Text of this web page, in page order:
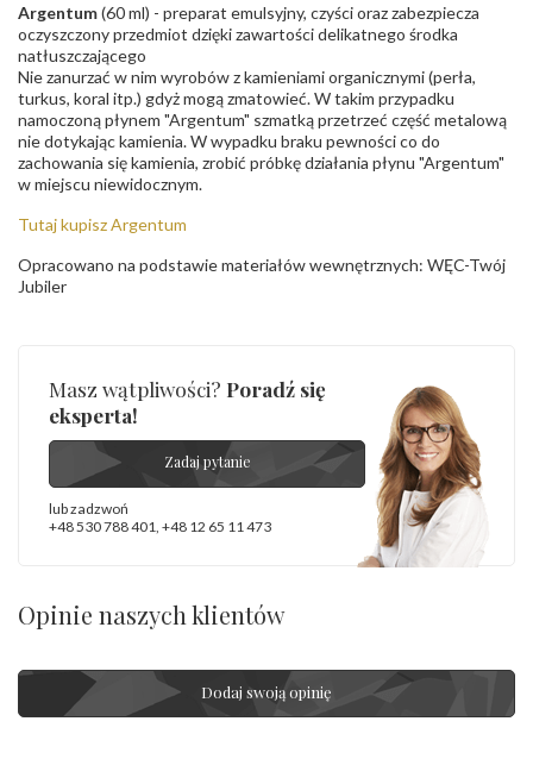
Argentum(60 ml) - preparat emulsyjny, czyści oraz zabezpiecza
oczyszczony przedmiot dzięki zawartości delikatnego środka
natłuszczającego
Nie zanurzać w nim wyrobów z kamieniami organicznymi (perła,
turkus, koral itp.) gdyż mogą zmatowieć. W takim przypadku
namoczoną płynem "Argentum" szmatką przetrzeć część metalową
nie dotykając kamienia. W wypadku braku pewności co do
zachowania się kamienia, zrobić próbkę działania płynu "Argentum"
w miejscu niewidocznym.
Tutaj kupisz Argentum
Opracowano na podstawie materiałów wewnętrznych: WĘC-Twój
Jubiler
Masz wątpliwości? Poradź się
eksperta!
Zadaj pytanie
lub zadzwoń
+48 530 788 401 +48 12 65 11 473
Opinie naszych klientów
Dodaj swoją opinię